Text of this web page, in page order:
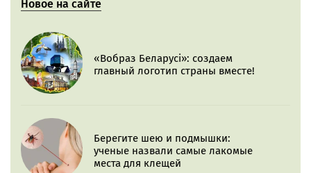
Новое на сайте
«Вобраз Беларусі»: создаем
главный логотип страны вместе!
Берегите шею и подмышки:
ученые назвали самые лакомые
места для клещей